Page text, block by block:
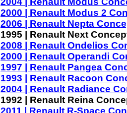
2000 | Renault Modus 2
2006 | Renault Nepta
1995 | Renault Next
2008 | Renault Ondelios
2000 | Renault Operandi
1997 | Renault Pangea
1993 | Renault Racoon
2004 | Renault Radiance
1992 | Renault Reina
2011 | Renault R-Space